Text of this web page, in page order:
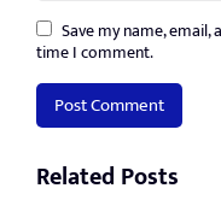
Save my name,
time I comment.
Related Posts